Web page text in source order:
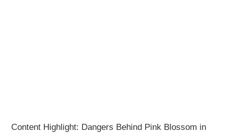
Content Highlight: Dangers Behind Pink Blossom in